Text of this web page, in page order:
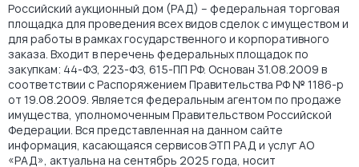
Российский аукционный дом (РАД) – федеральная торговая
площадка для проведения всех видов сделок с имуществом и
для работы в рамках государственного и корпоративного
заказа. Входит в перечень федеральных площадок по
закупкам: 44-ФЗ, 223-ФЗ, 615-ПП РФ. Основан 31.08.2009 в
соответствии с Распоряжением Правительства РФ № 1186-р
от 19.08.2009. Является федеральным агентом по продаже
имущества, уполномоченным Правительством Российской
Федерации. Вся представленная на данном сайте
информация, касающаяся сервисов ЭТП РАД и услуг АО
«РАД», актуальна на сентябрь 2025 года, носит